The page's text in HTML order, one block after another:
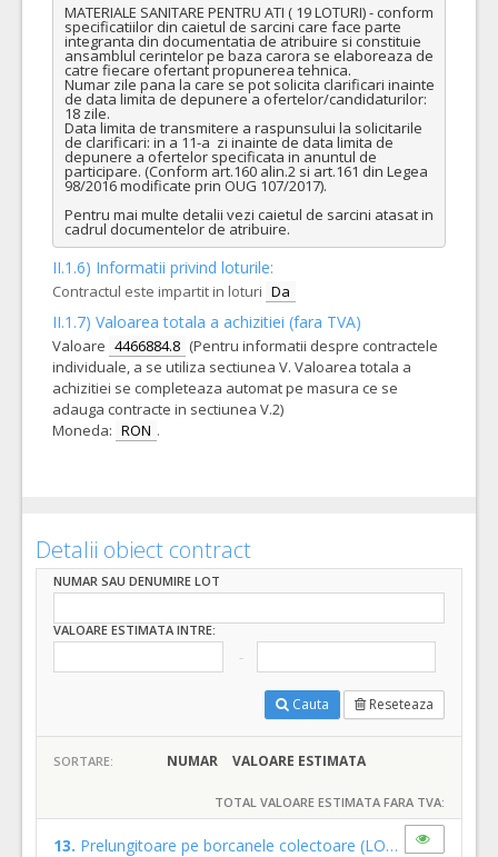
MATERIALE SANITARE PENTRU ATI ( 19 LOTURI) - conform
specificatiilor din caietul de sarcini care face parte
integranta din documentatia de atribuire si constituie
ansamblul cerintelor pe baza carora se elaboreaza de
catre fiecare ofertant propunerea tehnica.
Numar zile pana la care se pot solicita clarificari inainte
de data limita de depunere a ofertelor/candidaturilor:
18 zile.
Data limita de transmitere a raspunsului la solicitarile
de clarificari: in a 11-a  zi inainte de data limita de
depunere a ofertelor specificata in anuntul de
participare. (Conform art.160 alin.2 si art.161 din Legea
98/2016 modificate prin OUG 107/2017).
Pentru mai multe detalii vezi caietul de sarcini atasat in
cadrul documentelor de atribuire.
II.1.6) Informatii privind loturile:
Contractul este impartit in loturi Da
II.1.7) Valoarea totala a achizitiei (fara TVA)
Valoare 4466884.8 (Pentru informatii despre contractele
individuale, a se utiliza sectiunea V. Valoarea totala a
achizitiei se completeaza automat pe masura ce se
adauga contracte in sectiunea V.2)
Moneda: RON .
Detalii obiect contract
NUMAR SAU DENUMIRE LOT
VALOARE ESTIMATA INTRE:
Cauta Reseteaza
SORTARE: NUMAR VALOARE ESTIMATA
TOTAL VALOARE ESTIMATA FARA TVA:
13. Prelungitoare pe borcanele colectoare (LOT-0013)